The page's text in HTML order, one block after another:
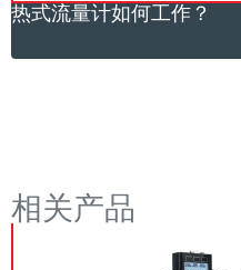
热式流量计如何工作？
相关产品